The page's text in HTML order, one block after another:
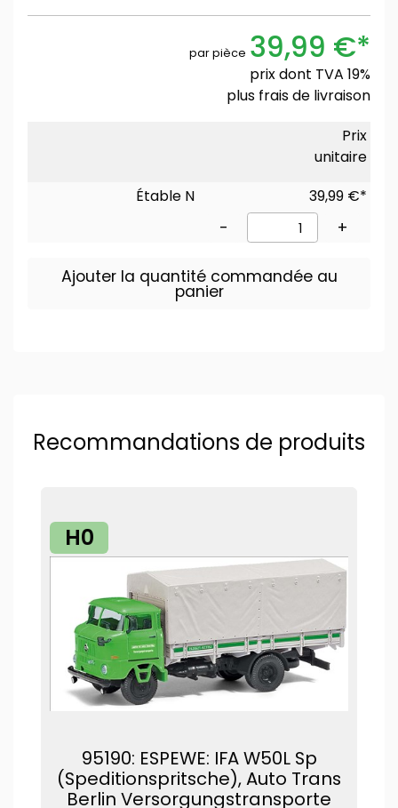
par pièce 39,99 €*
prix dont TVA 19%
plus frais de livraison
Prix
unitaire
Étable N
39,99 €*
- +
Ajouter la quantité commandée au
panier
Recommandations de produits
H0
95190: ESPEWE: IFA W50L Sp
(Speditionspritsche), Auto Trans
Berlin Versorgungstransporte